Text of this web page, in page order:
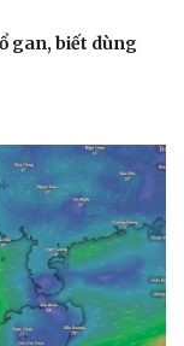
gan, biết dùng